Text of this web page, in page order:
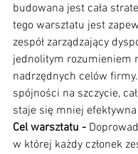
budowana jest cała
tego warsztatu jest
zespół zarządzający
jednolitym rozumieniem
nadrzędnych celów
spójności na szczycie,
staje się mniej
Cel warsztatu -
w której każdy członek